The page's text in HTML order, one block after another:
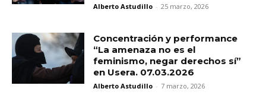
Alberto Astudillo - 25 marzo, 2026
Concentración y performance
“La amenaza no es el
feminismo, negar derechos sí”
en Usera. 07.03.2026
Alberto Astudillo - 7 marzo, 2026